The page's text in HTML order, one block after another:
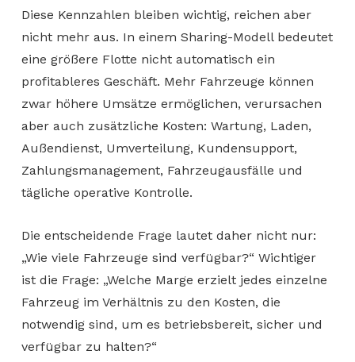
Diese Kennzahlen bleiben wichtig, reichen aber
nicht mehr aus. In einem Sharing-Modell bedeutet
eine größere Flotte nicht automatisch ein
profitableres Geschäft. Mehr Fahrzeuge können
zwar höhere Umsätze ermöglichen, verursachen
aber auch zusätzliche Kosten: Wartung, Laden,
Außendienst, Umverteilung, Kundensupport,
Zahlungsmanagement, Fahrzeugausfälle und
tägliche operative Kontrolle.
Die entscheidende Frage lautet daher nicht nur:
„Wie viele Fahrzeuge sind verfügbar?“ Wichtiger
ist die Frage: „Welche Marge erzielt jedes einzelne
Fahrzeug im Verhältnis zu den Kosten, die
notwendig sind, um es betriebsbereit, sicher und
verfügbar zu halten?“